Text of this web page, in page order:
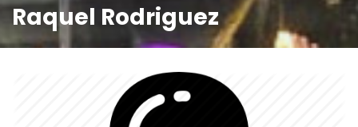
Raquel Rodriguez